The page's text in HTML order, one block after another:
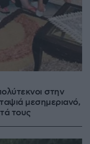
στην
μεσημεριανό,
τους